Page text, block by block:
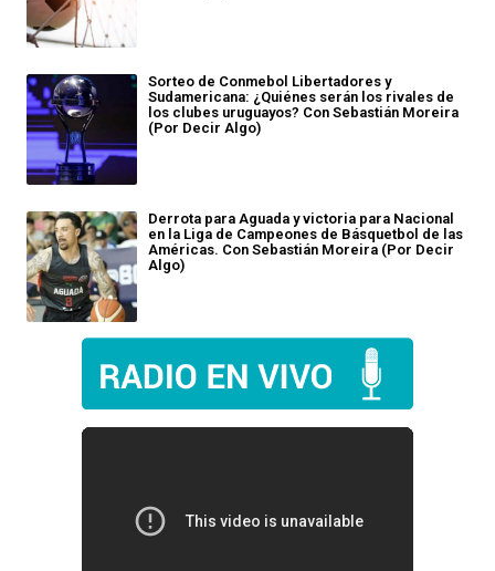
Sorteo de Conmebol Libertadores y
Sudamericana: ¿Quiénes serán los rivales de
los clubes uruguayos? Con Sebastián Moreira
(Por Decir Algo)
Derrota para Aguada y victoria para Nacional
en la Liga de Campeones de Básquetbol de las
Américas. Con Sebastián Moreira (Por Decir
Algo)